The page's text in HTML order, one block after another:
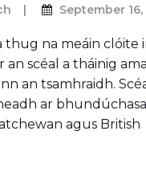
September 16,
thug na meáin clóite
an scéal a tháinig
an tsamhraidh.
ar
agus British